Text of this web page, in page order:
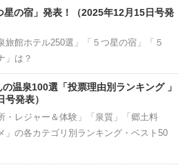
星の宿」発表！（2025年12月15日号発
旅館ホテル250選」「５つ星の宿」「５
」は？
温泉100選「投票理由別ランキング 」
号発表）
・レジャー＆体験」「泉質」「郷土料
」の各カテゴリ別ランキング・ベスト50